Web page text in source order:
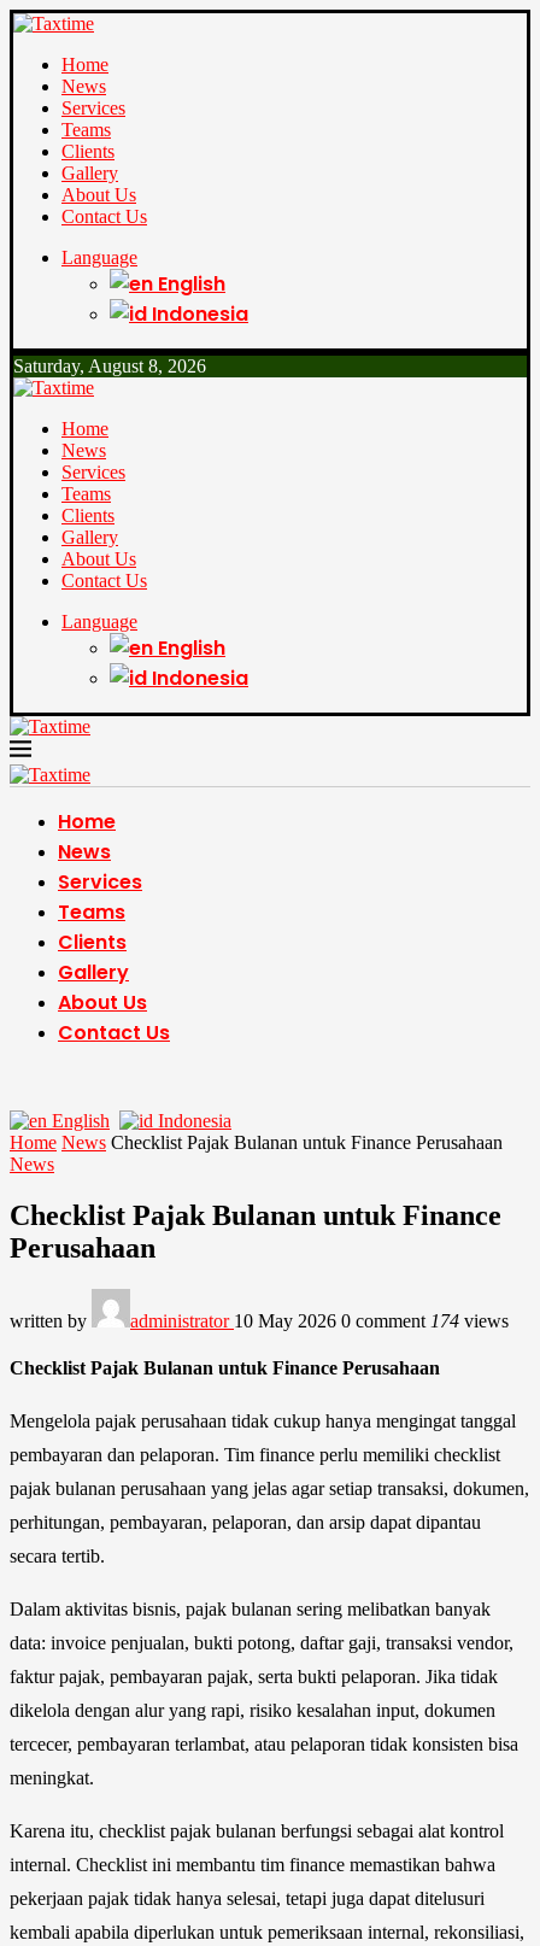
Home
News
Services
Teams
Clients
Gallery
About Us
Contact Us
Language
English
Indonesia
Saturday, August 8, 2026
Home
News
Services
Teams
Clients
Gallery
About Us
Contact Us
Language
English
Indonesia
Home
News
Services
Teams
Clients
Gallery
About Us
Contact Us
English
Indonesia
Home News Checklist Pajak Bulanan untuk Finance Perusahaan
News
Checklist Pajak Bulanan untuk Finance
Perusahaan
written by administrator 10 May 2026 0 comment 174 views
Checklist Pajak Bulanan untuk Finance Perusahaan
Mengelola pajak perusahaan tidak cukup hanya mengingat tanggal
pembayaran dan pelaporan. Tim finance perlu memiliki checklist
pajak bulanan perusahaan yang jelas agar setiap transaksi, dokumen,
perhitungan, pembayaran, pelaporan, dan arsip dapat dipantau
secara tertib.
Dalam aktivitas bisnis, pajak bulanan sering melibatkan banyak
data: invoice penjualan, bukti potong, daftar gaji, transaksi vendor,
faktur pajak, pembayaran pajak, serta bukti pelaporan. Jika tidak
dikelola dengan alur yang rapi, risiko kesalahan input, dokumen
tercecer, pembayaran terlambat, atau pelaporan tidak konsisten bisa
meningkat.
Karena itu, checklist pajak bulanan berfungsi sebagai alat kontrol
internal. Checklist ini membantu tim finance memastikan bahwa
pekerjaan pajak tidak hanya selesai, tetapi juga dapat ditelusuri
kembali apabila diperlukan untuk pemeriksaan internal, rekonsiliasi,